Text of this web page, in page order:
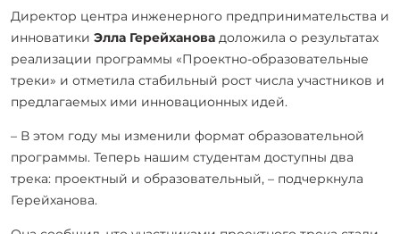
Директор центра инженерного предпринимательства и
инноватики Элла Герейханова доложила о результатах
реализации программы «Проектно-образовательные
треки» и отметила стабильный рост числа участников и
предлагаемых ими инновационных идей.
– В этом году мы изменили формат образовательной
программы. Теперь нашим студентам доступны два
трека: проектный и образовательный, – подчеркнула
Герейханова.